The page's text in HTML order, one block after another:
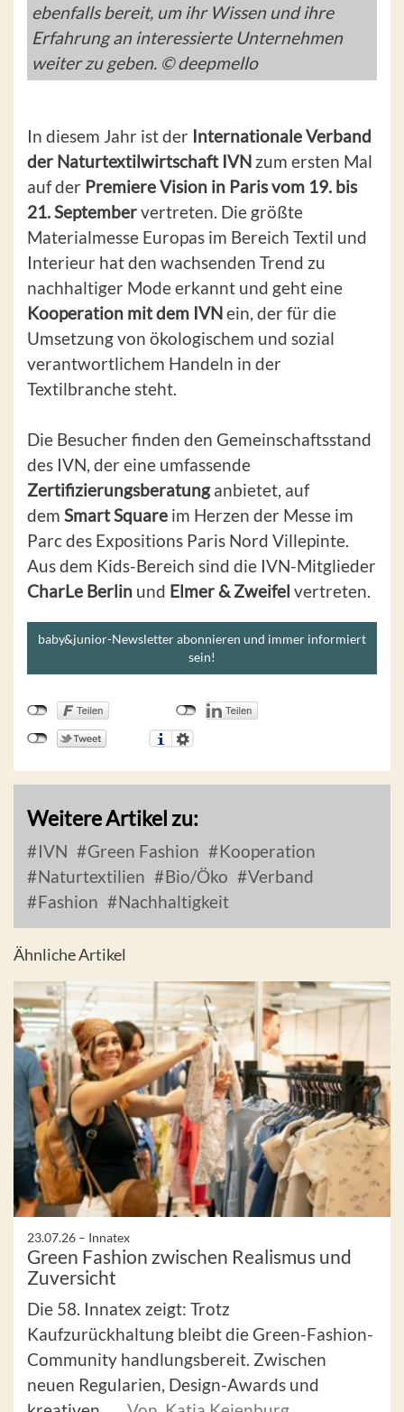
ebenfalls bereit, um ihr Wissen und ihre
Erfahrung an interessierte Unternehmen
weiter zu geben. © deepmello
In diesem Jahr ist der Internationale Verband
der Naturtextilwirtschaft IVN zum ersten Mal
auf der Premiere Vision in Paris vom 19. bis
21. Septembervertreten. Die größte
Materialmesse Europas im Bereich Textil und
Interieur hat den wachsenden Trend zu
nachhaltiger Mode erkannt und geht eine
Kooperation mit dem IVNein, der für die
Umsetzung von ökologischem und sozial
verantwortlichem Handeln in der
Textilbranche steht.
Die Besucher finden den Gemeinschaftsstand
des IVN, der eine umfassende
Zertifizierungsberatunganbietet, auf
dem Smart Square im Herzen der Messe im
Parc des Expositions Paris Nord Villepinte.
Aus dem Kids-Bereich sind die IVN-Mitglieder
CharLe Berlin und Elmer & Zweifel vertreten.
baby&junior-Newsletter abonnieren und immer informiert
sein!
Weitere Artikel zu:
IVN Green Fashion
Kooperation
Naturtextilien
Bio/Öko
Verband
Fashion
Nachhaltigkeit
Ähnliche Artikel
23.07.26 – Innatex
Green Fashion zwischen Realismus und
Zuversicht
Die 58. Innatex zeigt: Trotz
Kaufzurückhaltung bleibt die Green-Fashion-
Community handlungsbereit. Zwischen
neuen Regularien, Design-Awards und